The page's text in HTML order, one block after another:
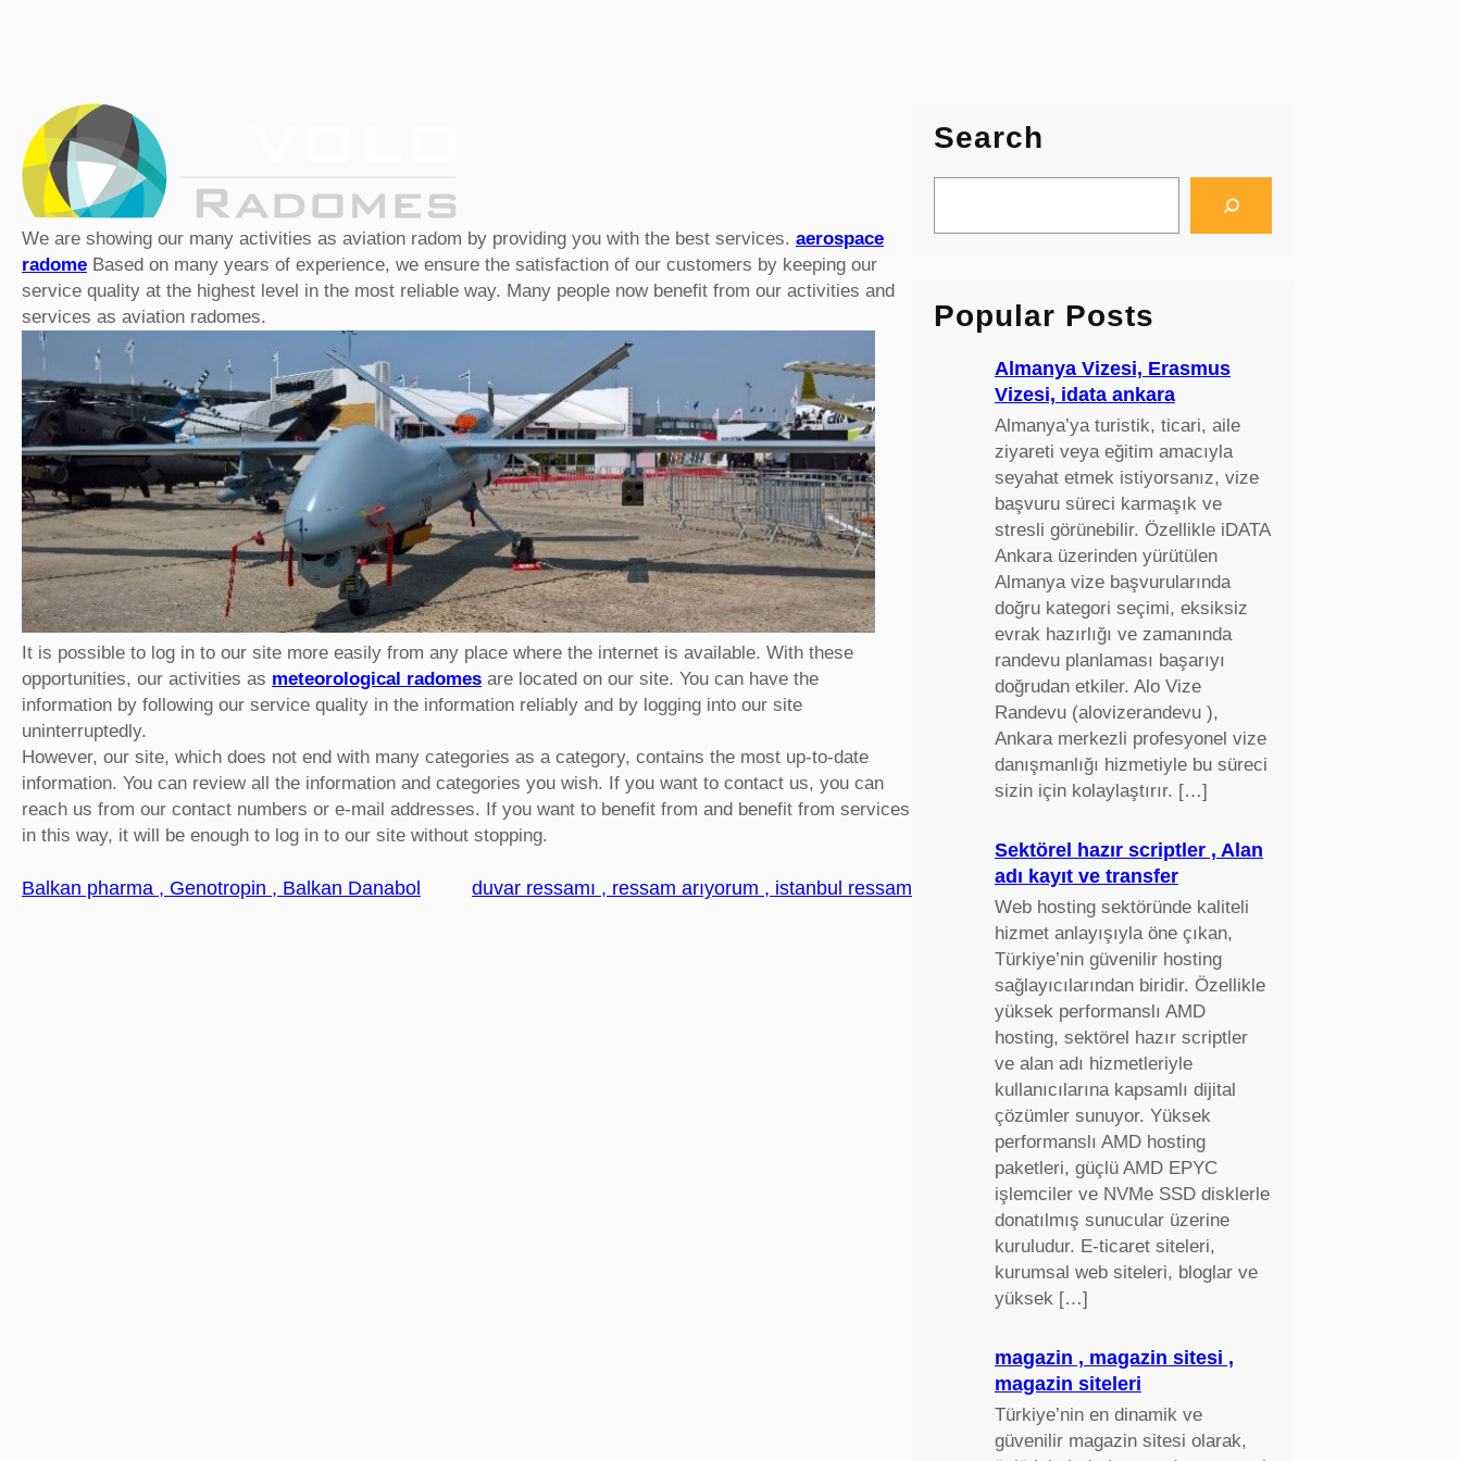
We are showing our many activities as aviation radom by providing you with the best services. aerospace
radome Based on many years of experience, we ensure the satisfaction of our customers by keeping our
service quality at the highest level in the most reliable way. Many people now benefit from our activities and
services as aviation radomes.
It is possible to log in to our site more easily from any place where the internet is available. With these
opportunities, our activities as meteorological radomes are located on our site. You can have the
information by following our service quality in the information reliably and by logging into our site
uninterruptedly.
However, our site, which does not end with many categories as a category, contains the most up-to-date
information. You can review all the information and categories you wish. If you want to contact us, you can
reach us from our contact numbers or e-mail addresses. If you want to benefit from and benefit from services
in this way, it will be enough to log in to our site without stopping.
Balkan pharma , Genotropin , Balkan Danabol duvar ressamı , ressam arıyorum , istanbul ressam
Search
a
h
Popular Posts
Almanya Vizesi, Erasmus
Vizesi, idata ankara
Almanya’ya turistik, ticari, aile
ziyareti veya eğitim amacıyla
seyahat etmek istiyorsanız, vize
başvuru süreci karmaşık ve
stresli görünebilir. Özellikle iDATA
Ankara üzerinden yürütülen
Almanya vize başvurularında
doğru kategori seçimi, eksiksiz
evrak hazırlığı ve zamanında
randevu planlaması başarıyı
doğrudan etkiler. Alo Vize
Randevu (alovizerandevu ),
Ankara merkezli profesyonel vize
danışmanlığı hizmetiyle bu süreci
sizin için kolaylaştırır. […]
Sektörel hazır scriptler , Alan
adı kayıt ve transfer
Web hosting sektöründe kaliteli
hizmet anlayışıyla öne çıkan,
Türkiye’nin güvenilir hosting
sağlayıcılarından biridir. Özellikle
yüksek performanslı AMD
hosting, sektörel hazır scriptler
ve alan adı hizmetleriyle
kullanıcılarına kapsamlı dijital
çözümler sunuyor. Yüksek
performanslı AMD hosting
paketleri, güçlü AMD EPYC
işlemciler ve NVMe SSD disklerle
donatılmış sunucular üzerine
kuruludur. E-ticaret siteleri,
kurumsal web siteleri, bloglar ve
yüksek […]
magazin , magazin sitesi ,
magazin siteleri
Türkiye’nin en dinamik ve
güvenilir magazin sitesi olarak,